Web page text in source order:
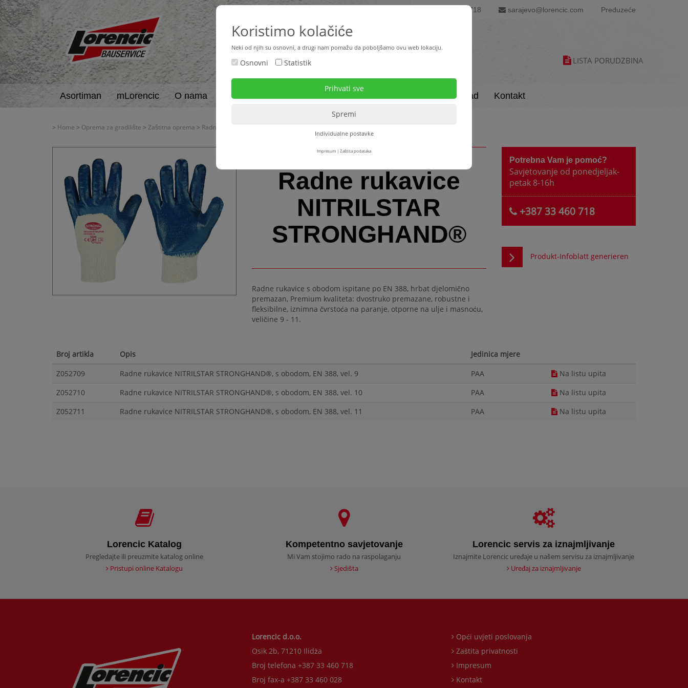
+387 33 460 718 sarajevo@lorencic.com Preduzeće
LISTA PORUDZBINA
Asortiman mLorencic O nama Aktualno Download Kontakt
> Home > Oprema za gradilište > Zaštitna oprema > Radne rukavice
Radne rukavice
NITRILSTAR
STRONGHAND®
Radne rukavice s obodom ispitane po EN 388, hrbat djelomično
premazan, Premium kvaliteta: dvostruko premazane, robustne i
fleksibilne, iznimna čvrstoća na paranje, otporne na ulje i masnoću,
veličine 9 - 11.
Potrebna Vam je pomoć?
Savjetovanje od ponedjeljak-
petak 8-16h
+387 33 460 718
Produkt-Infoblatt generieren
Broj artikla Opis
Jedinica mjere
Z052709
Radne rukavice NITRILSTAR STRONGHAND®, s obodom, EN 388, vel. 9 PAA
Na listu upita
Z052710
Radne rukavice NITRILSTAR STRONGHAND®, s obodom, EN 388, vel. 10 PAA
Na listu upita
Z052711
Radne rukavice NITRILSTAR STRONGHAND®, s obodom, EN 388, vel. 11 PAA Na listu upita
Lorencic Katalog
Pregledajte ili preuzmite katalog online
Pristupi online Katalogu
Kompetentno savjetovanje
Mi Vam stojimo rado na raspolaganju
Sjedišta
Lorencic servis za iznajmljivanje
Iznajmite Lorencic uređaje u našem servisu za iznajmljivanje
Uređaj za iznajmljivanje
Lorencic d.o.o.
Osik 2b, 71210 Ilidža
Broj telefona +387 33 460 718
Broj fax-a +387 33 460 028
Opći uvjeti poslovanja
Zaštita privatnosti
Impresum
Kontakt
Koristimo kolačiće
Neki od njih su osnovni, a drugi nam pomažu da poboljšamo ovu web lokaciju.
Osnovni Statistik
Individualne postavke
Impresum | Zaštita podataka